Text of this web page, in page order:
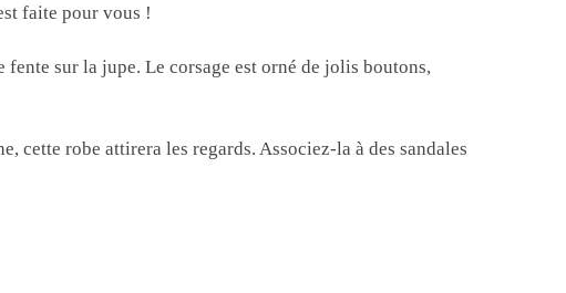
faite pour vous !
sur la jupe. Le corsage est orné de jolis boutons,
cette robe attirera les regards. Associez-la à des sandales